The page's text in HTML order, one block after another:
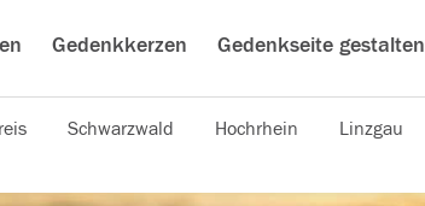
Gedenkkerzen Gedenkseite gestalten
Schwarzwald Hochrhein Linzgau